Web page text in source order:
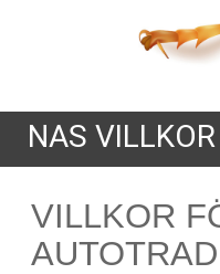
NAS VILLKOR
VILLKOR